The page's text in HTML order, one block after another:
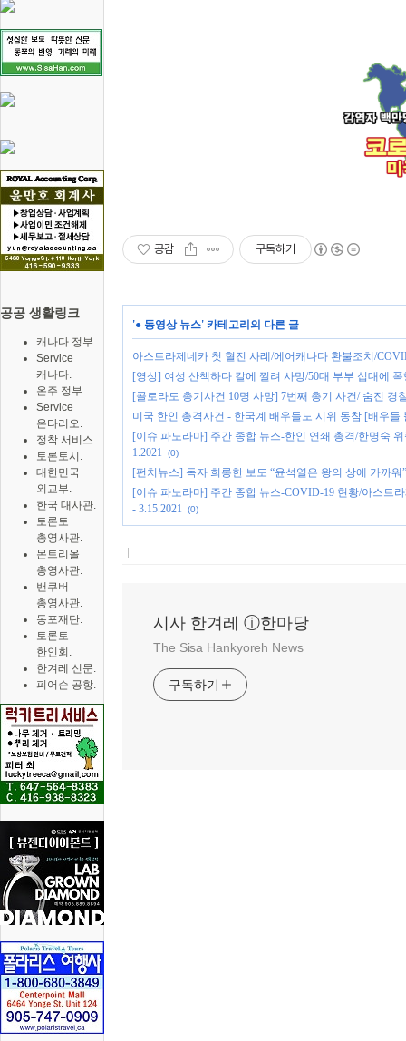
공공 생활링크
캐나다 정부.
Service
캐나다.
온주 정부.
Service
온타리오.
정착 서비스.
토론토시.
대한민국
외교부.
한국 대사관.
토론토
총영사관.
몬트리올
총영사관.
밴쿠버
총영사관.
동포재단.
토론토
한인회.
한겨레 신문.
피어슨 공항.
공감 구독하기
'● 동영상 뉴스' 카테고리의 다른 글
아스트라제네카 첫 혈전 사례/에어캐나다 환불조치/
[영상] 여성 산책하다 칼에 찔려 사망/50대 부부 십대에
[콜로라도 총기사건 10명 사망] 7번째 총기 사건/ 숨진 경
미국 한인 총격사건 - 한국계 배우들도 시위 동참 [배우들
[이슈 파노라마] 주간 종합 뉴스-한인 연쇄 총격/한명숙
1.2021
(0)
[펀치뉴스] 독자 희롱한 보도 “윤석열은 왕의 상에 가까워”
[이슈 파노라마] 주간 종합 뉴스-COVID-19 현황/아스트
- 3.15.2021
(0)
시사 한겨레 ⓘ한마당
The Sisa Hankyoreh News
구독하기